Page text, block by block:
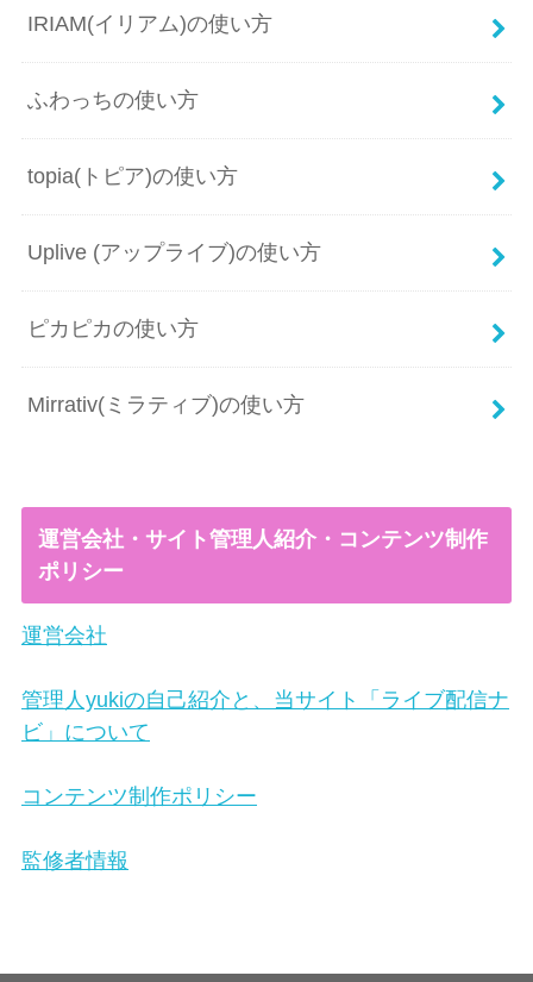
IRIAM(イリアム)の使い方
ふわっちの使い方
topia(トピア)の使い方
Uplive (アップライブ)の使い方
ピカピカの使い方
Mirrativ(ミラティブ)の使い方
運営会社・サイト管理人紹介・コンテンツ制作
ポリシー
運営会社
管理人yukiの自己紹介と、当サイト「ライブ配信ナ
ビ」について
コンテンツ制作ポリシー
監修者情報